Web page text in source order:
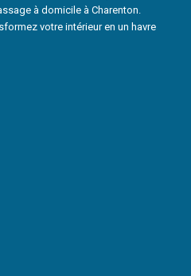
à domicile à Charenton.
votre intérieur en un havre